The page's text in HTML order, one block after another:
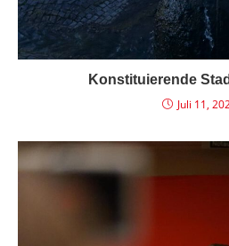
Konstituierende
Juli 11,